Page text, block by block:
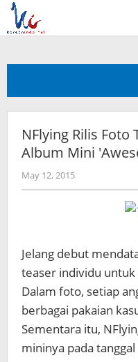
Skip
content
NFlying Rilis
Album Mini
May 12, 2015by
Koreanindo
Jelang debut
teaser individu
Dalam foto, setiap
berbagai pakaian
Sementara itu,
mininya pada